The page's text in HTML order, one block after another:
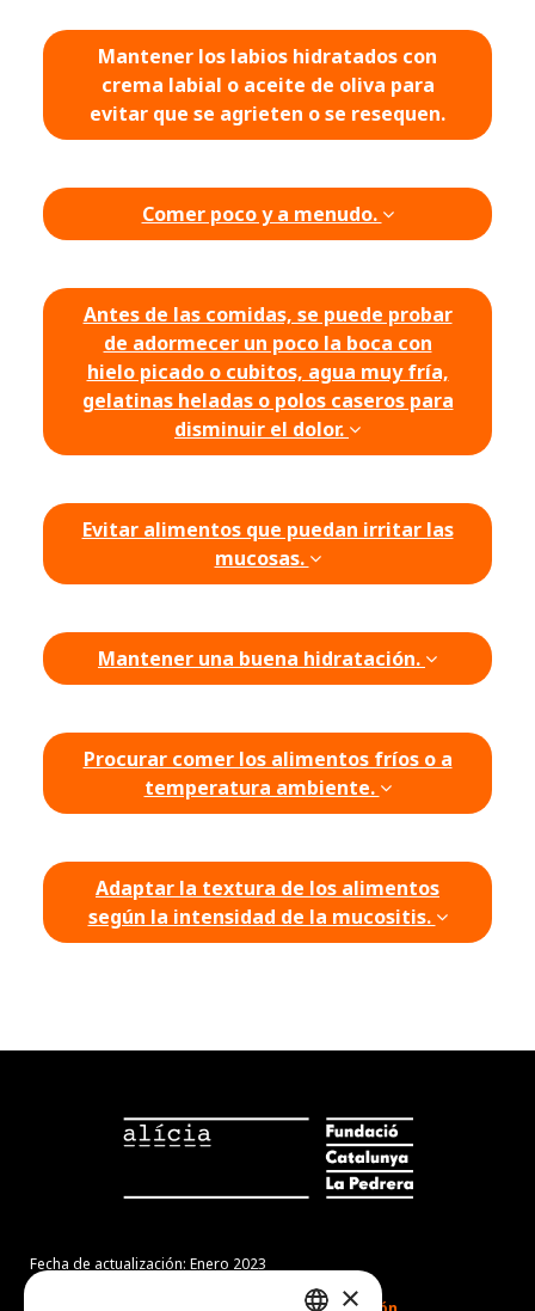
Mantener los labios hidratados con
crema labial o aceite de oliva para
evitar que se agrieten o se resequen.
Comer poco y a menudo.
Antes de las comidas, se puede probar
de adormecer un poco la boca con
hielo picado o cubitos, agua muy fría,
gelatinas heladas o polos caseros para
disminuir el dolor.
Evitar alimentos que puedan irritar las
mucosas.
Mantener una buena hidratación.
Procurar comer los alimentos fríos o a
temperatura ambiente.
Adaptar la textura de los alimentos
según la intensidad de la mucositis.
Fecha de actualización: Enero 2023
×